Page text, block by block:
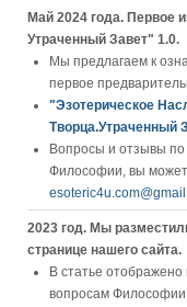
Май 2024 года. Первое
Утраченный Завет" 1.0.
Мы предлагаем к
первое
"Эзотерическое
Творца.Утраченный
Вопросы и отзывы
Философии, вы
2023 год. Мы
странице нашего сайта.
В статье
вопросам